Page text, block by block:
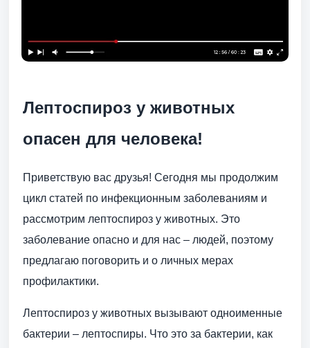
Лептоспироз у животных
опасен для человека!
Приветствую вас друзья! Сегодня мы продолжим
цикл статей по инфекционным заболеваниям и
рассмотрим лептоспироз у животных. Это
заболевание опасно и для нас – людей, поэтому
предлагаю поговорить и о личных мерах
профилактики.
Лептоспироз у животных вызывают одноименные
бактерии – лептоспиры. Что это за бактерии, как